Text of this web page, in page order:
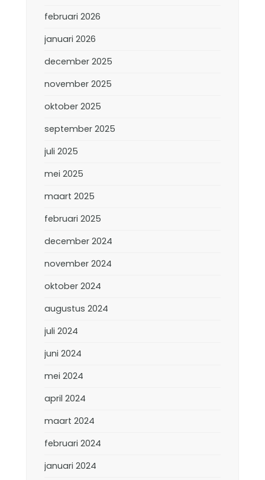
februari 2026
januari 2026
december 2025
november 2025
oktober 2025
september 2025
juli 2025
mei 2025
maart 2025
februari 2025
december 2024
november 2024
oktober 2024
augustus 2024
juli 2024
juni 2024
mei 2024
april 2024
maart 2024
februari 2024
januari 2024